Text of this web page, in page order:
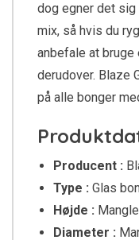
dog egner det
mix, så hvis du
anbefale at bruge
derudover. Blaze
på alle bonger
Producent :
Type : Glas
Højde :
Diameter :